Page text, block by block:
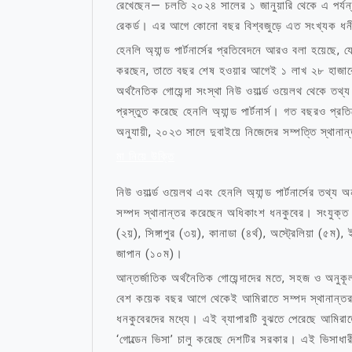
রেখেছেন— চলতি ২০২৪ সালের ১ জানুয়ারি থেকে এ
রেকর্ড। এর আগে কোনো বছর বিশ্বজুড়ে এত সংখ্যক ধনী
হেনলি অ্যান্ড পার্টনার্সের প্রতিবেদনে আরও বলা
করছেন, তাতে বছর শেষ হওয়ার আগেই ১ লাখ ২৮
অর্থনৈতিক গোয়েন্দা সংস্থা নিউ ওয়ার্ল্ড ওয়েলথ থেকে
প্রস্তুত করেছে হেনলি অ্যান্ড পার্টনার্স। গত বছরও
অনুযায়ী, ২০২৩ সালে দুবাইয়ে নিজেদের সম্পত্তি
নিউ ওয়ার্ল্ড ওয়েলথ এবং হেনলি অ্যান্ড পার্টনার্সের
সম্পদ স্থানান্তর করেছেন অধিকাংশ ধনকুবের। সংযুক্ত
(২য়), সিঙ্গাপুর (৩য়), কানাডা (৪র্থ), অস্ট্রেলিয়া
জাপান (১০ম)।
আন্তর্জাতিক অর্থনৈতিক গোয়েন্দাদের মতে, সহজ ও
বেশ কয়েক বছর আগে থেকেই আমিরাতে সম্পদ স্থানান্তর
ধনকুবেরদের মধ্যে। এই ব্যাপারটি বুঝতে পেরেছে
‘গোল্ডেন ভিসা’ চালু করেছে দেশটির সরকার। এই